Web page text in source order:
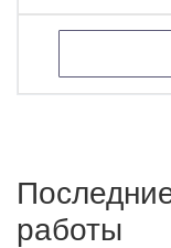
работы